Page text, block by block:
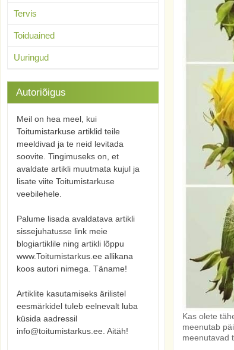
Kas olete
meenutab
meenutavad
Tervis
Toiduained
Uuringud
Autoriõigus
Meil on hea meel, kui
Toitumistarkuse artiklid teile
meeldivad ja te neid levitada
soovite. Tingimuseks on, et
avaldate artikli muutmata kujul ja
lisate viite Toitumistarkuse
veebilehele.
Palume lisada avaldatava artikli
sissejuhatusse link meie
blogiartiklile ning artikli lõppu
www.Toitumistarkus.ee allikana
koos autori nimega. Täname!
Artiklite kasutamiseks ärilistel
eesmärkidel tuleb eelnevalt luba
küsida aadressil
info@toitumistarkus.ee. Aitäh!